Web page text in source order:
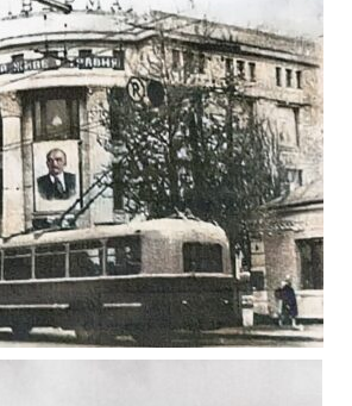
В ЖИТОМИРІ 1981
Фото Житомир (1980-1990)